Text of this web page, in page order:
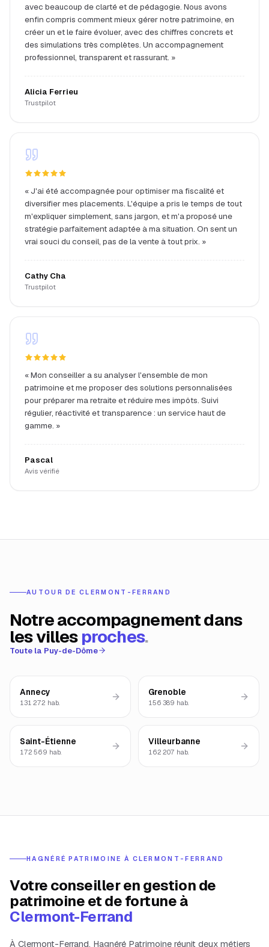
avec beaucoup de clarté et de pédagogie. Nous avons
enfin compris comment mieux gérer notre patrimoine, en
créer un et le faire évoluer, avec des chiffres concrets et
des simulations très complètes. Un accompagnement
professionnel, transparent et rassurant. »
Alicia Ferrieu
Trustpilot
« J'ai été accompagnée pour optimiser ma fiscalité et
diversifier mes placements. L'équipe a pris le temps de tout
m'expliquer simplement, sans jargon, et m'a proposé une
stratégie parfaitement adaptée à ma situation. On sent un
vrai souci du conseil, pas de la vente à tout prix. »
Cathy Cha
Trustpilot
«Mon conseiller a su analyser l'ensemble de mon
patrimoine et me proposer des solutions personnalisées
pour préparer ma retraite et réduire mes impôts. Suivi
régulier, réactivité et transparence : un service haut de
gamme. »
Pascal
Avis vérifié
AUTOUR DECLERMONT-FERRAND
Notre accompagnement dans
les villes proches.
Toute la Puy-de-Dôme
Annecy
131 272 hab.
Grenoble
156 389 hab.
Saint-Étienne
172 569 hab.
Villeurbanne
162 207 hab.
HAGNÉRÉ PATRIMOINE À CLERMONT-FERRAND
Votre conseiller en gestion de
patrimoine et de fortune à
Clermont-Ferrand
À Clermont-Ferrand, Hagnéré Patrimoine réunit deux métiers